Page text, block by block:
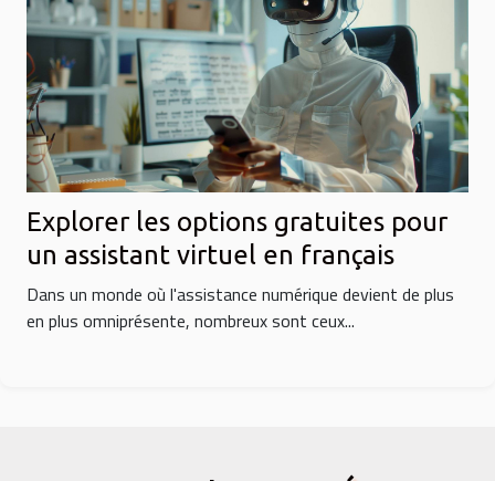
Explorer les options gratuites pour
un assistant virtuel en français
Dans un monde où l'assistance numérique devient de plus
en plus omniprésente, nombreux sont ceux...